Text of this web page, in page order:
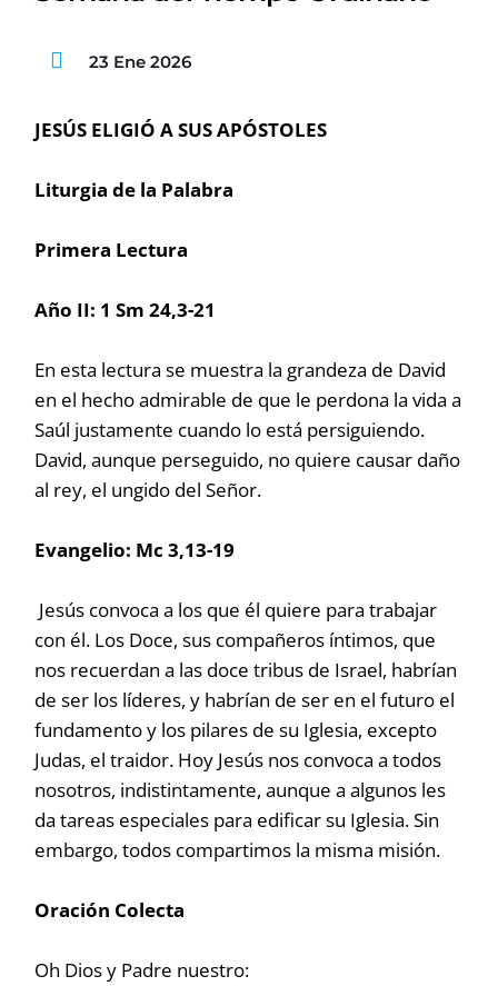
23 Ene 2026
JESÚS ELIGIÓ A SUS APÓSTOLES
Liturgia de la Palabra
Primera Lectura
Año II: 1 Sm 24,3-21
En esta lectura se muestra la grandeza de David
en el hecho admirable de que le perdona la vida a
Saúl justamente cuando lo está persiguiendo.
David, aunque perseguido, no quiere causar daño
al rey, el ungido del Señor.
Evangelio: Mc 3,13-19
Jesús convoca a los que él quiere para trabajar
con él. Los Doce, sus compañeros íntimos, que
nos recuerdan a las doce tribus de Israel, habrían
de ser los líderes, y habrían de ser en el futuro el
fundamento y los pilares de su Iglesia, excepto
Judas, el traidor. Hoy Jesús nos convoca a todos
nosotros, indistintamente, aunque a algunos les
da tareas especiales para edificar su Iglesia. Sin
embargo, todos compartimos la misma misión.
Oración Colecta
Oh Dios y Padre nuestro: